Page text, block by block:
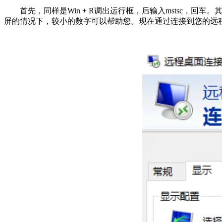
首先，同样是Win + R调出运行框，后输入mstsc，回车。
屏的情况下，较小的数字可以帮助您。现在通过连接到您的